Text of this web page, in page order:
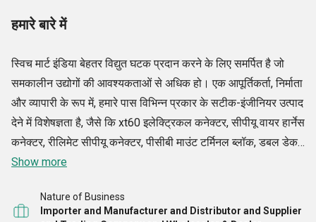
हमारे बारे में
स्विच मार्ट इंडिया बेहतर विद्युत घटक प्रदान करने के लिए समर्पित है जो
समकालीन उद्योगों की आवश्यकताओं से अधिक हो। एक आपूर्तिकर्ता, निर्माता
और व्यापारी के रूप में, हमारे पास विभिन्न प्रकार के सटीक-इंजीनियर उत्पाद
देने में विशेषज्ञता है, जैसे कि xt60 इलेक्ट्रिकल कनेक्टर, सीपीयू वायर हार्नेस
कनेक्टर, रीलिमेट सीपीयू कनेक्टर, पीसीबी माउंट टर्मिनल ब्लॉक, डबल डेकर
पीसीबी टर्मिनल ब्लॉक, माइक्रो यूएसबी कनेक्टर, मेन डोर स्विच, जेनर
स्विच, और अन्य। हमारे उत्पादों को विश्वसनीयता, दक्षता और नवीनता के
Show more
Nature of Business
Importer and Manufacturer and Distributor and Supplier